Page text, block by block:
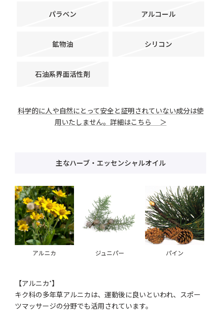
パラベン アルコール
鉱物油 シリコン
石油系界面活性剤
科学的に人や自然にとって安全と証明されていない成分は使
用いたしません。詳細はこちら ＞
主なハーブ・エッセンシャルオイル
アルニカ ジュニパー パイン
【アルニカ*】
キク科の多年草アルニカは、運動後に良いといわれ、スポー
ツマッサージの分野でも活用されています。